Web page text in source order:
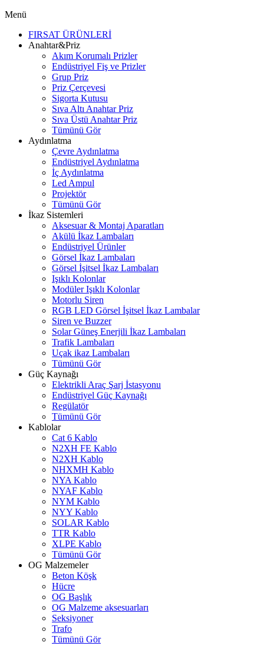
Menü
FIRSAT ÜRÜNLERİ
Anahtar&Priz
Akım Korumalı Prizler
Endüstriyel Fiş ve Prizler
Grup Priz
Priz Çerçevesi
Sigorta Kutusu
Sıva Altı Anahtar Priz
Sıva Üstü Anahtar Priz
Tümünü Gör
Aydınlatma
Çevre Aydınlatma
Endüstriyel Aydınlatma
İç Aydınlatma
Led Ampul
Projektör
Tümünü Gör
İkaz Sistemleri
Aksesuar & Montaj Aparatları
Akülü İkaz Lambaları
Endüstriyel Ürünler
Görsel İkaz Lambaları
Görsel İşitsel İkaz Lambaları
Işıklı Kolonlar
Modüler Işıklı Kolonlar
Motorlu Siren
RGB LED Görsel İşitsel İkaz Lambalar
Siren ve Buzzer
Solar Güneş Enerjili İkaz Lambaları
Trafik Lambaları
Uçak ikaz Lambaları
Tümünü Gör
Güç Kaynağı
Elektrikli Araç Şarj İstasyonu
Endüstriyel Güç Kaynağı
Regülatör
Tümünü Gör
Kablolar
Cat 6 Kablo
N2XH FE Kablo
N2XH Kablo
NHXMH Kablo
NYA Kablo
NYAF Kablo
NYM Kablo
NYY Kablo
SOLAR Kablo
TTR Kablo
XLPE Kablo
Tümünü Gör
OG Malzemeler
Beton Köşk
Hücre
OG Başlık
OG Malzeme aksesuarları
Seksiyoner
Trafo
Tümünü Gör